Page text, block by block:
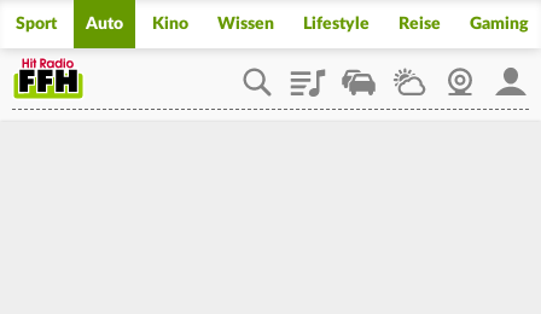
Sport Auto Kino Wissen Lifestyle Reise Gaming
PlaylistStaupilotWetterWebcam